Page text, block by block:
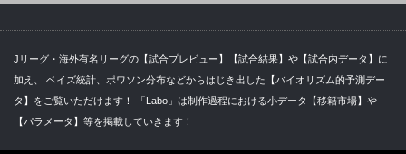
Jリーグ・海外有名リーグの【試合プレビュー】【試合結果】や【試合内データ】に
加え、 ベイズ統計、ポワソン分布などからはじき出した【バイオリズム的予測デー
タ】をご覧いただけます！ 「Labo」は制作過程における小データ【移籍市場】や
【パラメータ】等を掲載していきます！